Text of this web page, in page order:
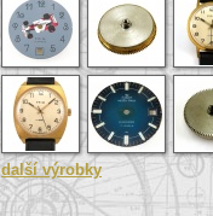
další výrobky